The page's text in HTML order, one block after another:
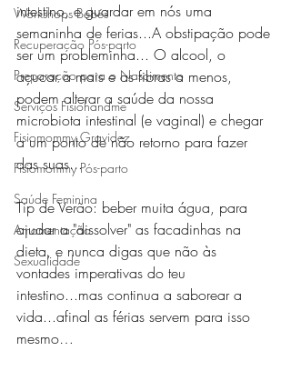
Workshops Bebés
Recuperação Pós-parto
Preparação para o Nascimento
Serviços Fisiohandme
Fisiomommy Gravidez
Fisiomommy Pós-parto
Saúde Feminina
Amamentação
Sexualidade
intestino, e guardar em nós uma
semaninha de ferias...A obstipação pode
ser um probleminha... O alcool, o
açucar a mais e as fibras a menos,
podem alterar a saúde da nossa
microbiota intestinal (e vaginal) e chegar
a um ponto de não retorno para fazer
das suas...
Tip de Verão: beber muita água, para
ajudar a "dissolver" as facadinhas na
dieta, e nunca digas que não às
vontades imperativas do teu
intestino...mas continua a saborear a
vida...afinal as férias servem para isso
mesmo…